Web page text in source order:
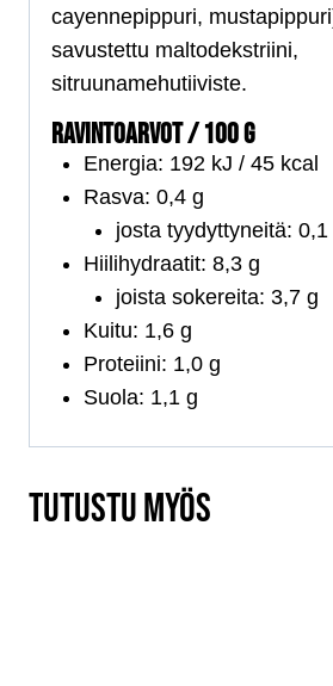
cayennepippuri,
savustettu maltodekstriini,
sitruunamehutiiviste.
RAVINTOARVOT / 100 G
Energia: 192 kJ / 45 kcal
Rasva: 0,4 g
josta tyydyttyneitä: 0,1
Hiilihydraatit: 8,3 g
joista sokereita: 3,7 g
Kuitu: 1,6 g
Proteiini: 1,0 g
Suola: 1,1 g
TUTUSTU MYÖS